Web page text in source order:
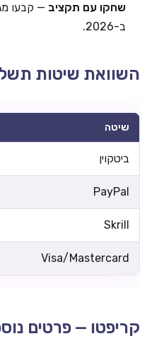
שחקו עם תקציב — קבעו
ב-2026.
השוואת שיטות
שיטה
ביטקוין
PayPal
Skrill
Visa/Mastercard
קריפטו — פרטים